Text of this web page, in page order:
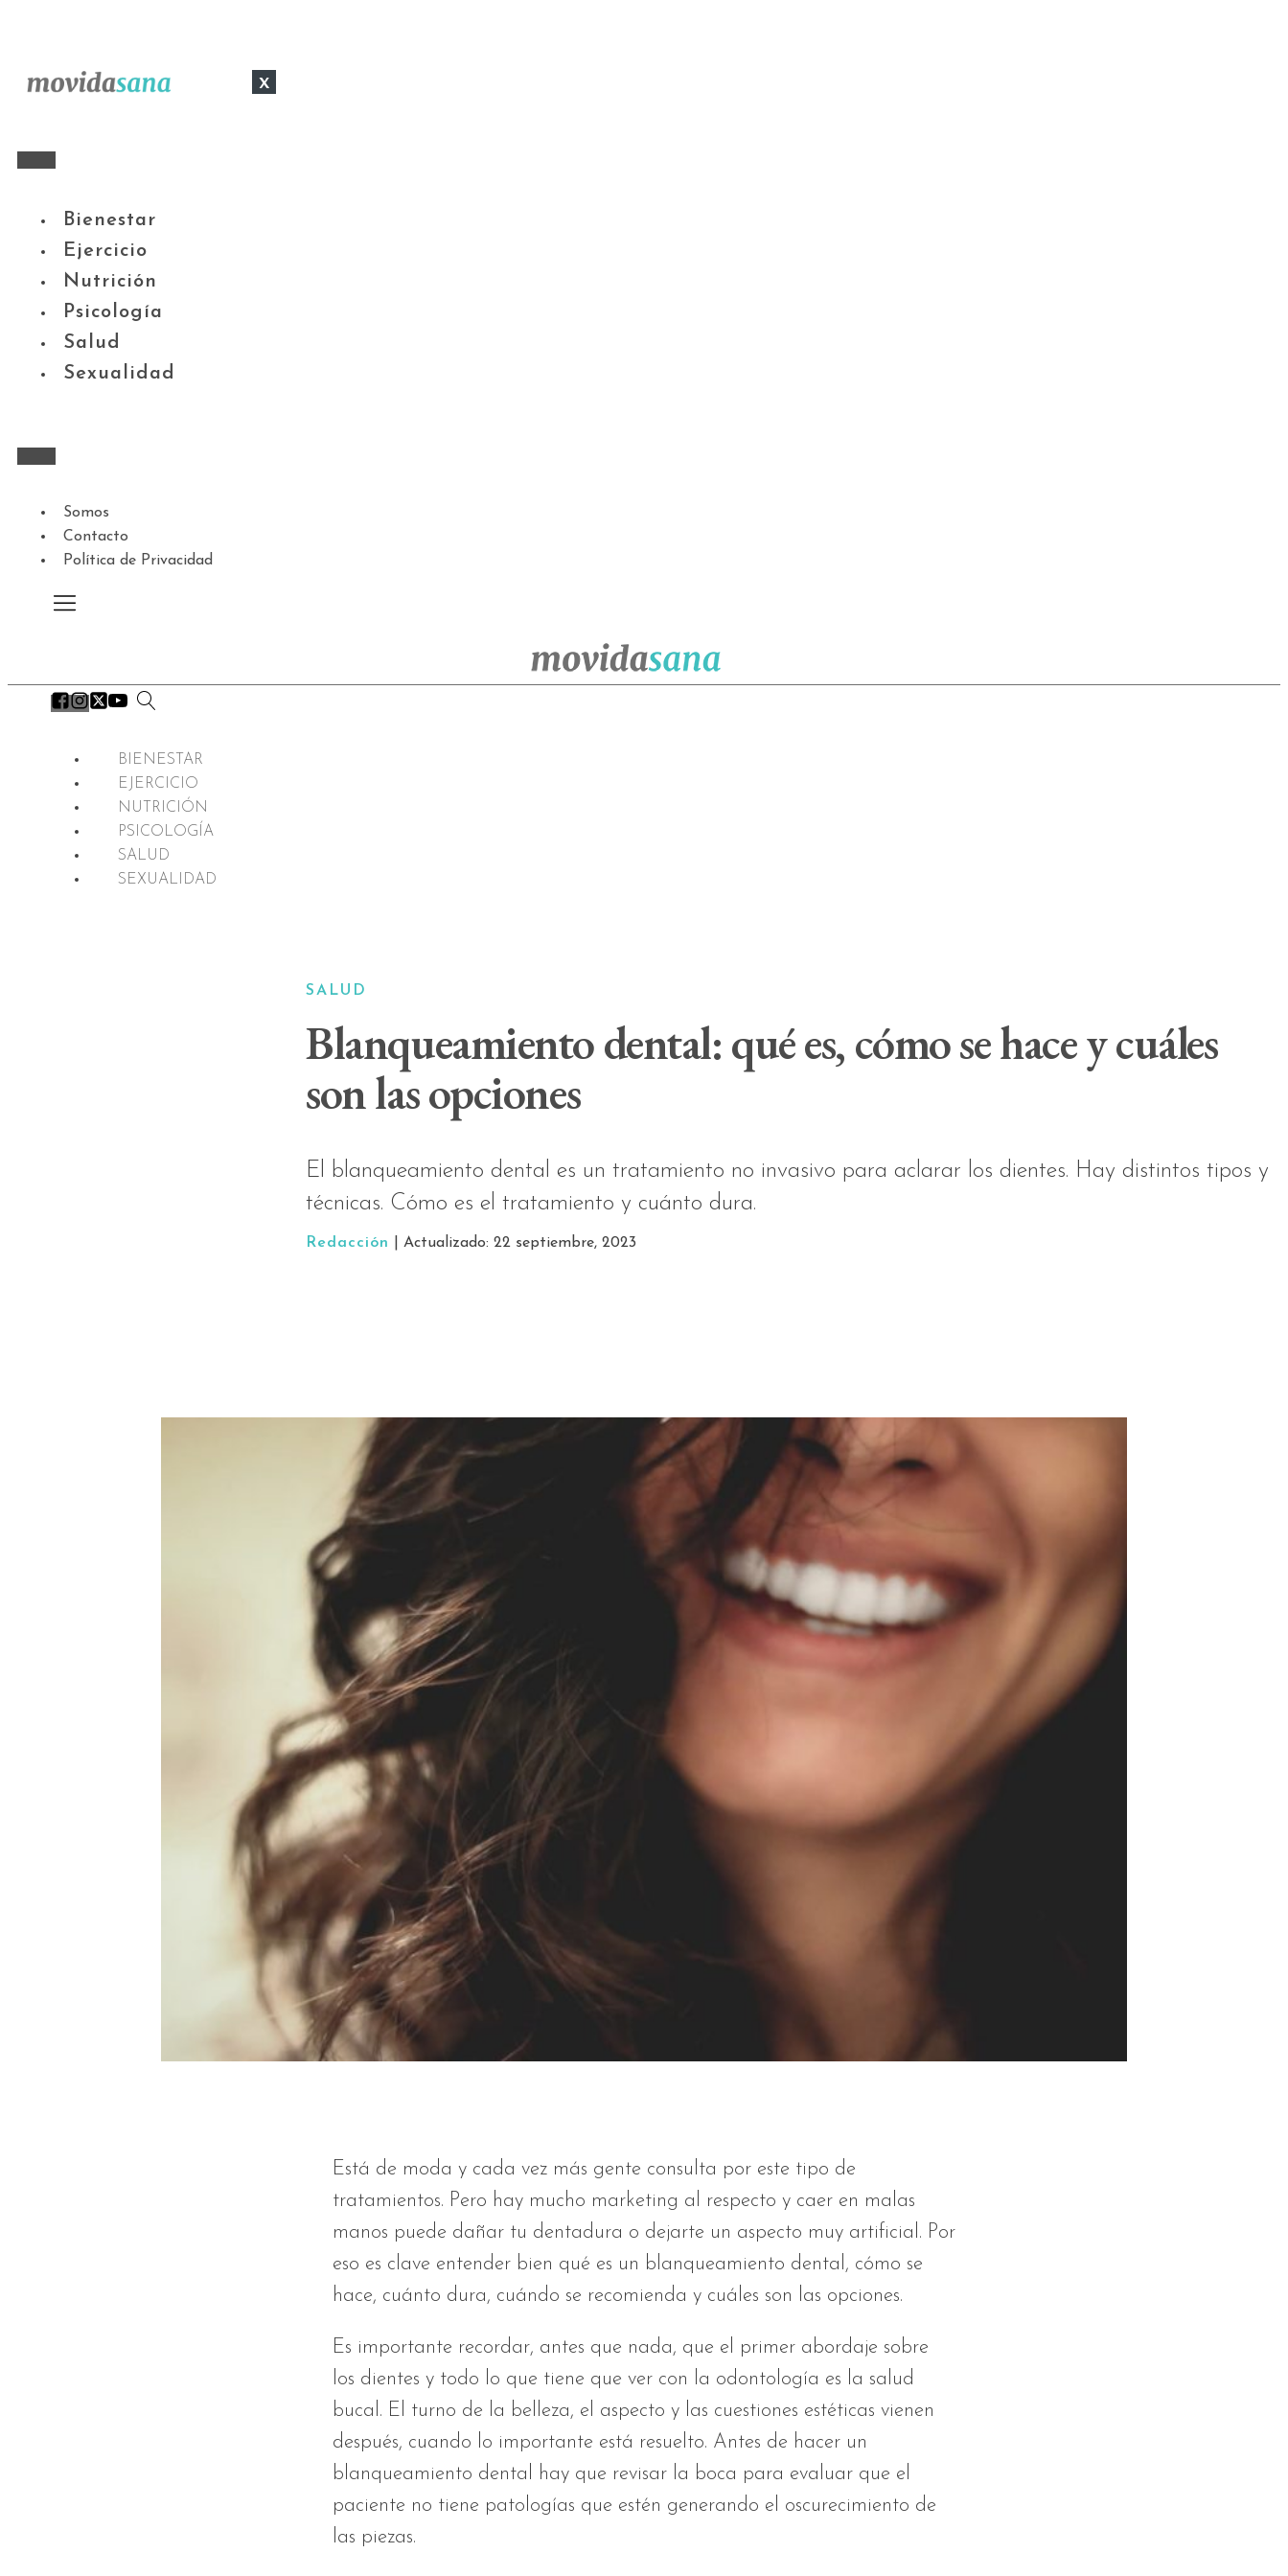
x
Bienestar
Ejercicio
Nutrición
Psicología
Salud
Sexualidad
Somos
Contacto
Política de Privacidad
BIENESTAR
EJERCICIO
NUTRICIÓN
PSICOLOGÍA
SALUD
SEXUALIDAD
SALUD
Blanqueamiento dental: qué es, cómo se hace y cuáles
son las opciones
El blanqueamiento dental es un tratamiento no invasivo para aclarar los dientes. Hay distintos tipos y
técnicas. Cómo es el tratamiento y cuánto dura.
Redacción | Actualizado: 22 septiembre, 2023
Está de moda y cada vez más gente consulta por este tipo de
tratamientos. Pero hay mucho marketing al respecto y caer en malas
manos puede dañar tu dentadura o dejarte un aspecto muy artificial. Por
eso es clave entender bien qué es un blanqueamiento dental, cómo se
hace, cuánto dura, cuándo se recomienda y cuáles son las opciones.
Es importante recordar, antes que nada, que el primer abordaje sobre
los dientes y todo lo que tiene que ver con la odontología es la salud
bucal. El turno de la belleza, el aspecto y las cuestiones estéticas vienen
después, cuando lo importante está resuelto. Antes de hacer un
blanqueamiento dental hay que revisar la boca para evaluar que el
paciente no tiene patologías que estén generando el oscurecimiento de
las piezas.